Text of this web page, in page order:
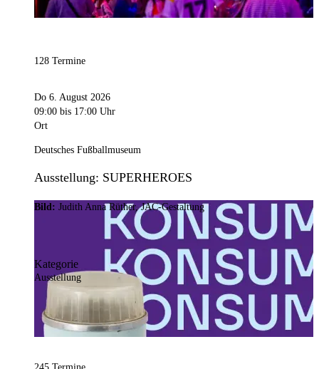
128 Termine
Do 6. August 2026
09:00 bis 17:00 Uhr
Ort
Deutsches Fußballmuseum
Ausstellung: SUPERHEROES
Bild: Judith Anna Rüther, JAC-Gestaltung
Kategorie
Ausstellung